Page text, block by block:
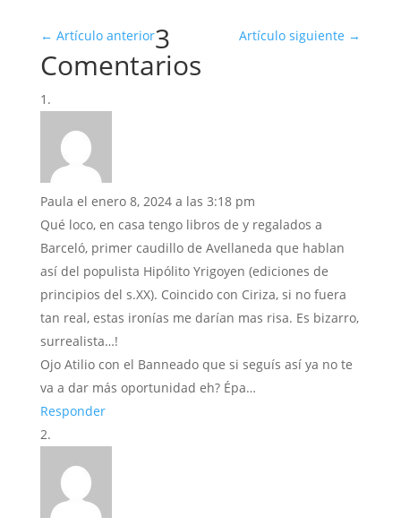
← Artículo anterior Artículo siguiente →
3
Comentarios
Paula el enero 8, 2024 a las 3:18 pm
Qué loco, en casa tengo libros de y regalados a
Barceló, primer caudillo de Avellaneda que hablan
así del populista Hipólito Yrigoyen (ediciones de
principios del s.XX). Coincido con Ciriza, si no fuera
tan real, estas ironías me darían mas risa. Es bizarro,
surrealista…!
Ojo Atilio con el Banneado que si seguís así ya no te
va a dar más oportunidad eh? Épa…
Responder